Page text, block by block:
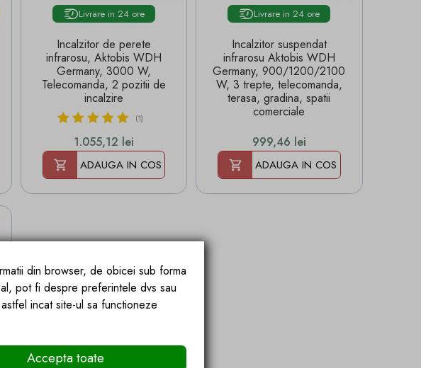
Livrare in 24 ore
Incalzitor de perete
infrarosu, Aktobis WDH
Germany, 3000 W,
Telecomanda, 2 pozitii de
incalzire
(1)
Pret
1.055,12 lei
ADAUGA IN COS
Livrare in 24 ore
Incalzitor suspendat
infrarosu Aktobis WDH
Germany, 900/1200/2100
W, 3 trepte, telecomanda,
terasa, gradina, spatii
comerciale
Pret
999,46 lei
ADAUGA IN COS
din browser, de obicei sub forma
pot fi despre preferintele dvs sau
incat site-ul sa functioneze
Accepta toate